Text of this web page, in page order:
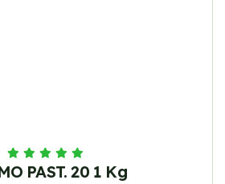
PAST. 20 1 Kg